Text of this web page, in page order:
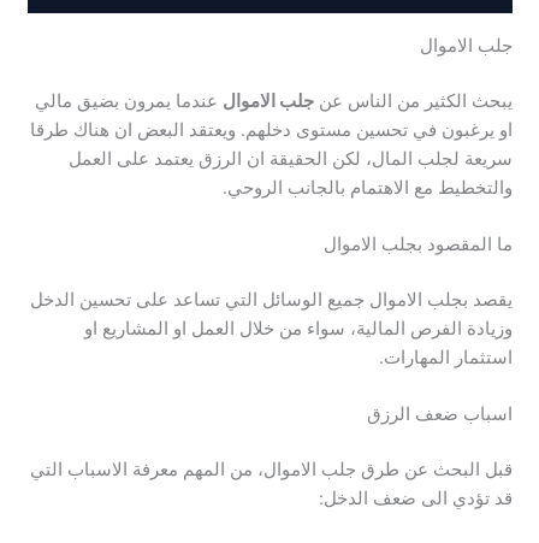
جلب الاموال
يبحث الكثير من الناس عنجلب الاموال عندما يمرون بضيق مالي
او يرغبون في تحسين مستوى دخلهم. ويعتقد البعض ان هناك طرقا
سريعة لجلب المال، لكن الحقيقة ان الرزق يعتمد على العمل
والتخطيط مع الاهتمام بالجانب الروحي.
ما المقصود بجلب الاموال
يقصد بجلب الاموال جميع الوسائل التي تساعد على تحسين الدخل
وزيادة الفرص المالية، سواء من خلال العمل او المشاريع او
استثمار المهارات.
اسباب ضعف الرزق
قبل البحث عن طرق جلب الاموال، من المهم معرفة الاسباب التي
قد تؤدي الى ضعف الدخل: